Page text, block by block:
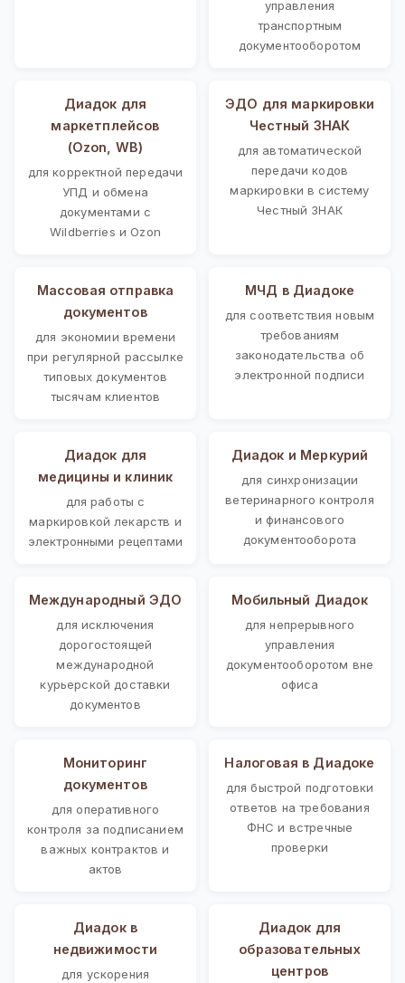
управления
транспортным
документооборотом
Диадок для
маркетплейсов
(Ozon, WB)
для корректной передачи
УПД и обмена
документами с
Wildberries и Ozon
ЭДО для маркировки
Честный ЗНАК
для автоматической
передачи кодов
маркировки в систему
Честный ЗНАК
Массовая отправка
документов
для экономии времени
при регулярной рассылке
типовых документов
тысячам клиентов
МЧД в Диадоке
для соответствия новым
требованиям
законодательства об
электронной подписи
Диадок для
медицины и клиник
для работы с
маркировкой лекарств и
электронными рецептами
Диадок и Меркурий
для синхронизации
ветеринарного контроля
и финансового
документооборота
Международный ЭДО
для исключения
дорогостоящей
международной
курьерской доставки
документов
Мобильный Диадок
для непрерывного
управления
документооборотом вне
офиса
Мониторинг
документов
для оперативного
контроля за подписанием
важных контрактов и
актов
Налоговая в Диадоке
для быстрой подготовки
ответов на требования
ФНС и встречные
проверки
Диадок в
недвижимости
для ускорения
Диадок для
образовательных
центров